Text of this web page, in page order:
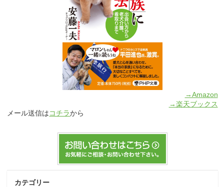
→Amazon
→楽天ブックス
メール送信はコチラから
カテゴリー